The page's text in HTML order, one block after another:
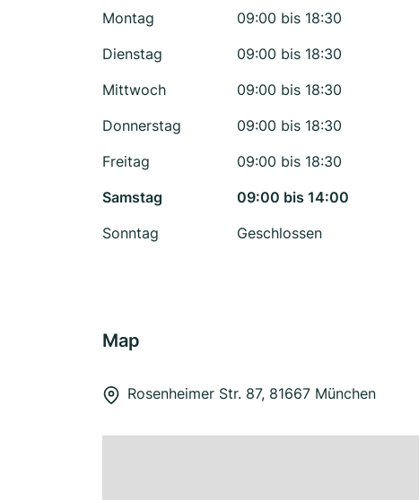
Montag
09:00 bis 18:30
Dienstag
09:00 bis 18:30
Mittwoch
09:00 bis 18:30
Donnerstag
09:00 bis 18:30
Freitag
09:00 bis 18:30
Samstag
09:00 bis 14:00
Sonntag
Geschlossen
Map
Rosenheimer Str. 87, 81667 München